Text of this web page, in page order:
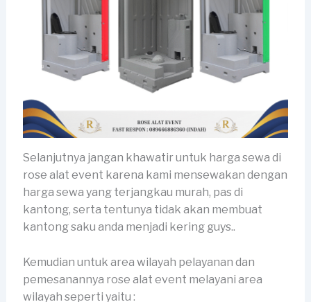
Selanjutnya jangan khawatir untuk harga sewa di
rose alat event karena kami mensewakan dengan
harga sewa yang terjangkau murah, pas di
kantong, serta tentunya tidak akan membuat
kantong saku anda menjadi kering guys..
Kemudian untuk area wilayah pelayanan dan
pemesanannya rose alat event melayani area
wilayah seperti yaitu :